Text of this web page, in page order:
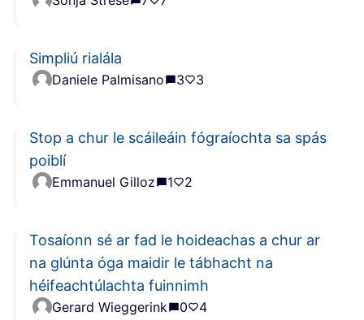
Simpliú rialála
Daniele Palmisano 3 3
Stop a chur le scáileáin fógraíochta sa spás
poiblí
Emmanuel Gilloz 1 2
Tosaíonn sé ar fad le hoideachas a chur ar
na glúnta óga maidir le tábhacht na
héifeachtúlachta fuinnimh
Gerard Wieggerink 0 4